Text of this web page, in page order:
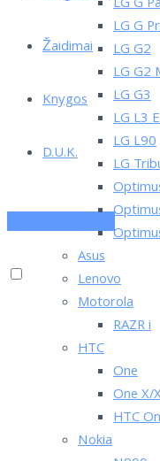
Žaidimai
Knygos
D.U.K.
LG G
LG G2
LG G2
LG G3
LG L3
LG L90
LG
Asus
Lenovo
Motorola
RAZR i
HTC
One
One X/
HTC
Nokia